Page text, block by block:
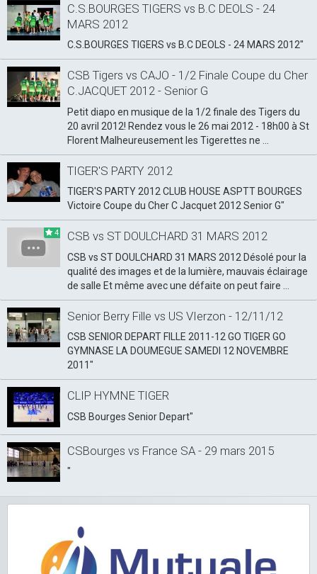
C.S.BOURGES TIGERS vs B.C DEOLS - 24
MARS 2012
C.S.BOURGES TIGERS vs B.C DEOLS - 24 MARS 2012"
CSB Tigers vs CAJO - 1/2 Finale Coupe du Cher
C.JACQUET 2012 - Senior G
Petit diapo en musique de la 1/2 finale des Tigers du
20 avril 2012! Rendez vous le 26 mai 2012 - 18h00 à St
Florent Malheureusement les Tigerettes ne ...
TIGER'S PARTY 2012
TIGER'S PARTY 2012 CLUB HOUSE ASPTT BOURGES
Victoire Coupe du Cher C Jacquet 2012 Senior G"
4 CSB vs ST DOULCHARD 31 MARS 2012
CSB vs ST DOULCHARD 31 MARS 2012 Désolé pour la
qualité des images et de la lumière, mauvais éclairage
de salle Et même avec une défaite on peut faire ...
Senior Berry Fille vs US VIerzon - 12/11/12
CSB SENIOR DEPART FILLE 2011-12 GO TIGER GO
GYMNASE LA DOUMEGUE SAMEDI 12 NOVEMBRE
2011"
CLIP HYMNE TIGER
CSB Bourges Senior Depart"
CSBourges vs France SA - 29 mars 2015
"